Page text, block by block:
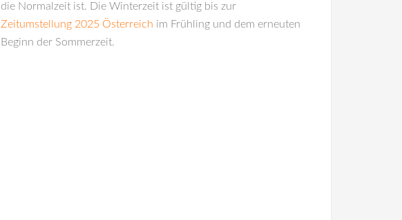
die Normalzeit ist. Die Winterzeit ist gültig bis zur
Zeitumstellung 2025 Österreich im Frühling und dem erneuten
Beginn der Sommerzeit.